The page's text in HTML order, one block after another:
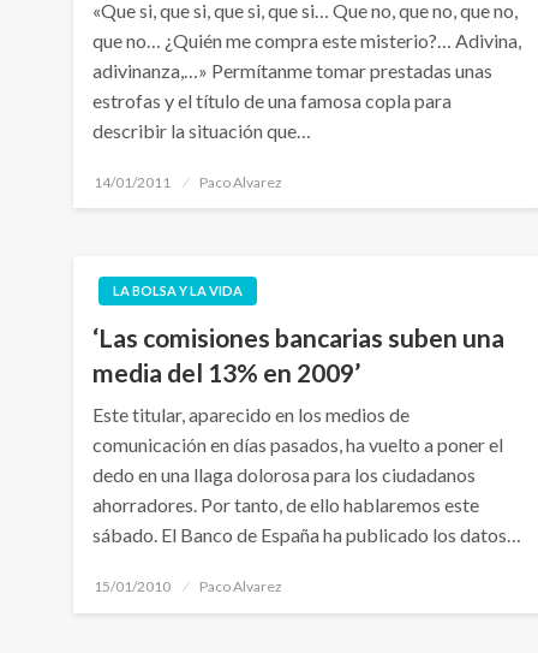
«Que si, que si, que si, que si… Que no, que no, que no,
que no… ¿Quién me compra este misterio?… Adivina,
adivinanza,…» Permítanme tomar prestadas unas
estrofas y el título de una famosa copla para
describir la situación que…
Publicado
14/01/2011 Paco Alvarez
LA BOLSA Y LA VIDA
‘Las comisiones bancarias suben una
media del 13% en 2009’
Este titular, aparecido en los medios de
comunicación en días pasados, ha vuelto a poner el
dedo en una llaga dolorosa para los ciudadanos
ahorradores. Por tanto, de ello hablaremos este
sábado. El Banco de España ha publicado los datos…
Publicado
15/01/2010 Paco Alvarez